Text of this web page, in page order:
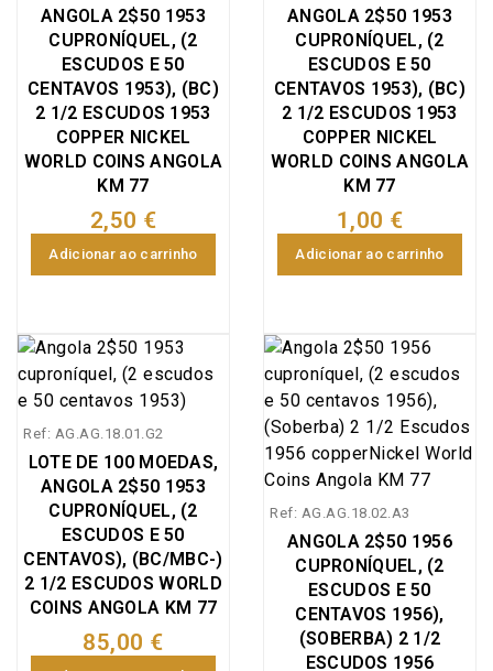
ANGOLA 2$50 1953
CUPRONÍQUEL, (2
ESCUDOS E 50
CENTAVOS 1953), (BC)
2 1/2 ESCUDOS 1953
COPPER NICKEL
WORLD COINS ANGOLA
KM 77
2,50 €
Adicionar ao carrinho
ANGOLA 2$50 1953
CUPRONÍQUEL, (2
ESCUDOS E 50
CENTAVOS 1953), (BC)
2 1/2 ESCUDOS 1953
COPPER NICKEL
WORLD COINS ANGOLA
KM 77
1,00 €
Adicionar ao carrinho
Ref: AG.AG.18.01.G2
LOTE DE 100 MOEDAS,
ANGOLA 2$50 1953
CUPRONÍQUEL, (2
ESCUDOS E 50
CENTAVOS), (BC/MBC-)
2 1/2 ESCUDOS WORLD
COINS ANGOLA KM 77
85,00 €
Ref: AG.AG.18.02.A3
ANGOLA 2$50 1956
CUPRONÍQUEL, (2
ESCUDOS E 50
CENTAVOS 1956),
(SOBERBA) 2 1/2
ESCUDOS 1956